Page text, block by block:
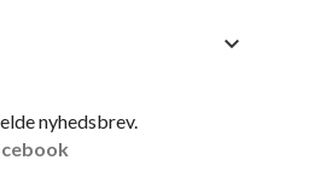

nyhedsbrev.